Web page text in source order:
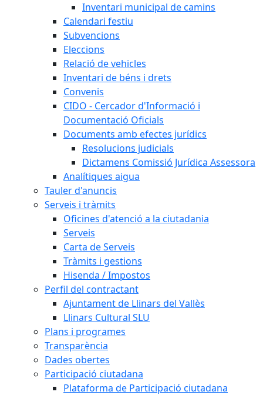
Inventari municipal de camins
Calendari festiu
Subvencions
Eleccions
Relació de vehicles
Inventari de béns i drets
Convenis
CIDO - Cercador d'Informació i
Documentació Oficials
Documents amb efectes jurídics
Resolucions judicials
Dictamens Comissió Jurídica Assessora
Analítiques aigua
Tauler d'anuncis
Serveis i tràmits
Oficines d'atenció a la ciutadania
Serveis
Carta de Serveis
Tràmits i gestions
Hisenda / Impostos
Perfil del contractant
Ajuntament de Llinars del Vallès
Llinars Cultural SLU
Plans i programes
Transparència
Dades obertes
Participació ciutadana
Plataforma de Participació ciutadana